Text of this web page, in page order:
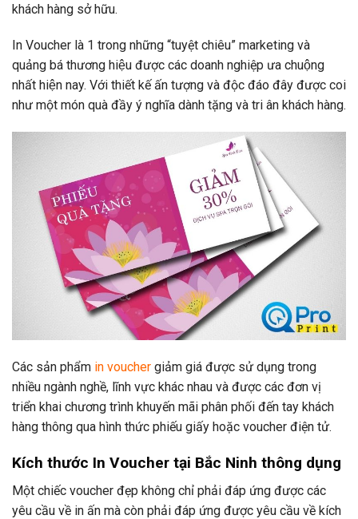
khách hàng sở hữu.
In Voucher là 1 trong những “tuyệt chiêu” marketing và
quảng bá thương hiệu được các doanh nghiệp ưa chuộng
nhất hiện nay. Với thiết kế ấn tượng và độc đáo đây được coi
như một món quà đầy ý nghĩa dành tặng và tri ân khách hàng.
Các sản phẩm in voucher giảm giá được sử dụng trong
nhiều ngành nghề, lĩnh vực khác nhau và được các đơn vị
triển khai chương trình khuyến mãi phân phối đến tay khách
hàng thông qua hình thức phiếu giấy hoặc voucher điện tử.
Kích thước In Voucher tại Bắc Ninh thông dụng
Một chiếc voucher đẹp không chỉ phải đáp ứng được các
yêu cầu về in ấn mà còn phải đáp ứng được yêu cầu về kích